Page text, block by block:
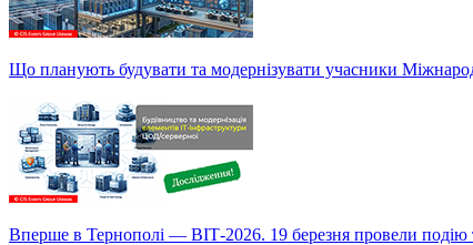
Що планують будувати та модернізувати учасники
Вперше в Тернополі — ВІТ-2026. 19 березня провели подію